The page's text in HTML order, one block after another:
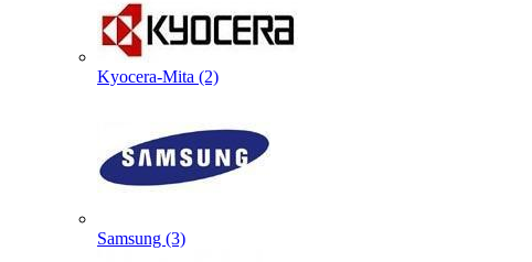
Kyocera-Mita (2)
Samsung (3)